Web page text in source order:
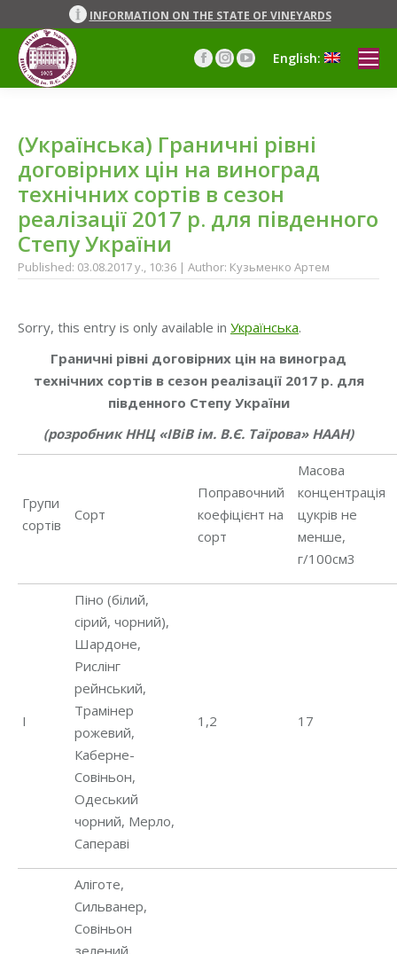
INFORMATION ON THE STATE OF VINEYARDS
Facebook
page
new
Instagram
page
new
window
YouTube
page
new
window
English:
(Українська) Граничні рівні
договірних цін на виноград
технічних сортів в сезон
реалізації 2017 р. для південного
Степу України
Published: 03.08.2017 y., 10:36 | Author: Кузьменко Артем
Sorry, this entry is only available in Українська.
Граничні рівні договірних цін на виноград
технічних сортів в сезон реалізації 2017 р. для
південного Степу України
(розробник ННЦ «ІВіВ ім. В.Є. Таїрова» НААН)
Групи
сортів
Сорт
Поправочний
коефіцієнт на
сорт
Масова
концентрація
цукрів не
менше,
г/100см3
І
Піно (білий,
сірий, чорний),
Шардоне,
Рислінг
рейнський,
Трамінер
рожевий,
Каберне-
Совіньон,
Одеський
чорний, Мерло,
Сапераві
1,2 17
Аліготе,
Сильванер,
Совіньон
зелений,